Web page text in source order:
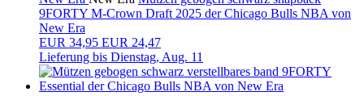
9FORTY M-Crown Draft 2025 der Chicago Bulls NBA von
New Era
EUR 34,95 EUR 24,47
Lieferung bis Dienstag, Aug. 11